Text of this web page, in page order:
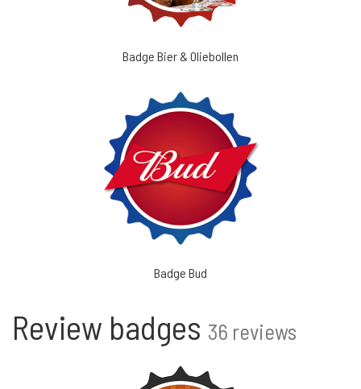
Badge Bier & Oliebollen
Badge Bud
Review badges 36 reviews